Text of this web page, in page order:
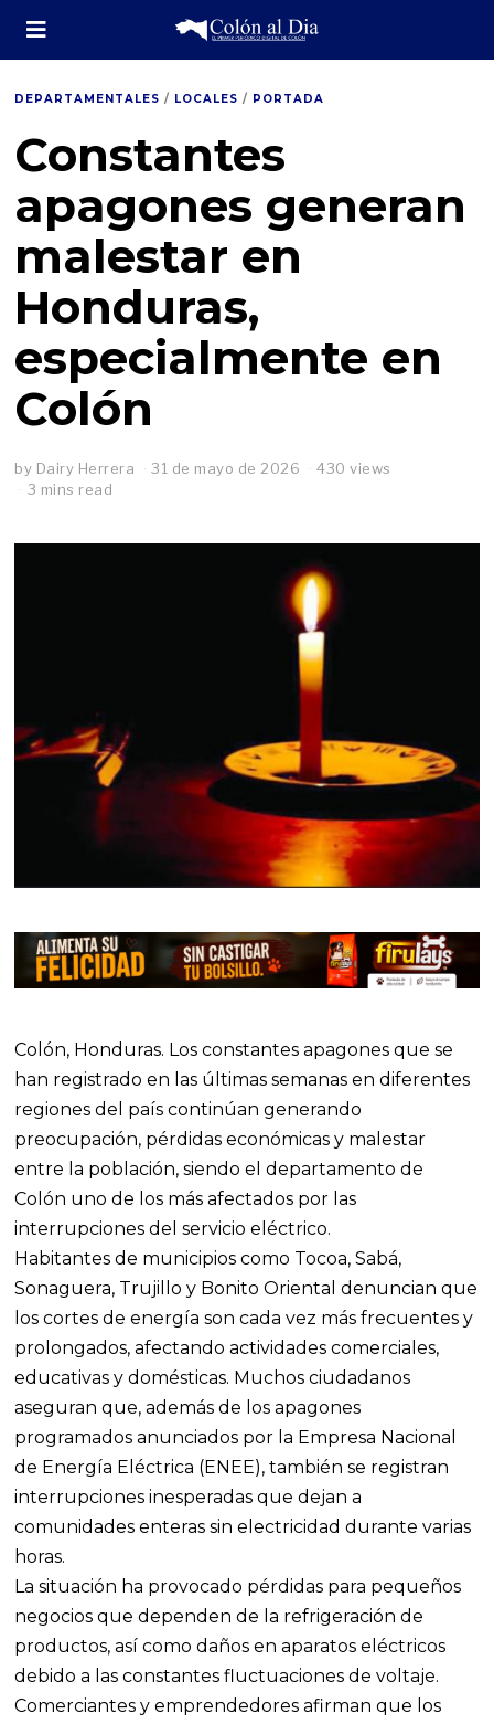
DEPARTAMENTALES / LOCALES / PORTADA
Constantes
apagones generan
malestar en
Honduras,
especialmente en
Colón
by Dairy Herrera 31 de mayo de 2026
430 views
3 mins read
Colón, Honduras. Los constantes apagones que se
han registrado en las últimas semanas en diferentes
regiones del país continúan generando
preocupación, pérdidas económicas y malestar
entre la población, siendo el departamento de
Colón uno de los más afectados por las
interrupciones del servicio eléctrico.
Habitantes de municipios como Tocoa, Sabá,
Sonaguera, Trujillo y Bonito Oriental denuncian que
los cortes de energía son cada vez más frecuentes y
prolongados, afectando actividades comerciales,
educativas y domésticas. Muchos ciudadanos
aseguran que, además de los apagones
programados anunciados por la Empresa Nacional
de Energía Eléctrica (ENEE), también se registran
interrupciones inesperadas que dejan a
comunidades enteras sin electricidad durante varias
horas.
La situación ha provocado pérdidas para pequeños
negocios que dependen de la refrigeración de
productos, así como daños en aparatos eléctricos
debido a las constantes fluctuaciones de voltaje.
Comerciantes y emprendedores afirman que los